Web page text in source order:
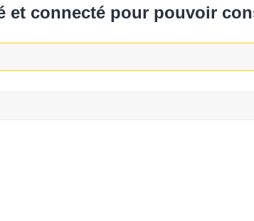
et connecté pour pouvoir